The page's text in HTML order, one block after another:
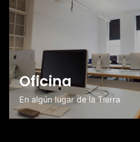
Oficina
En algún lugar de la Tierra